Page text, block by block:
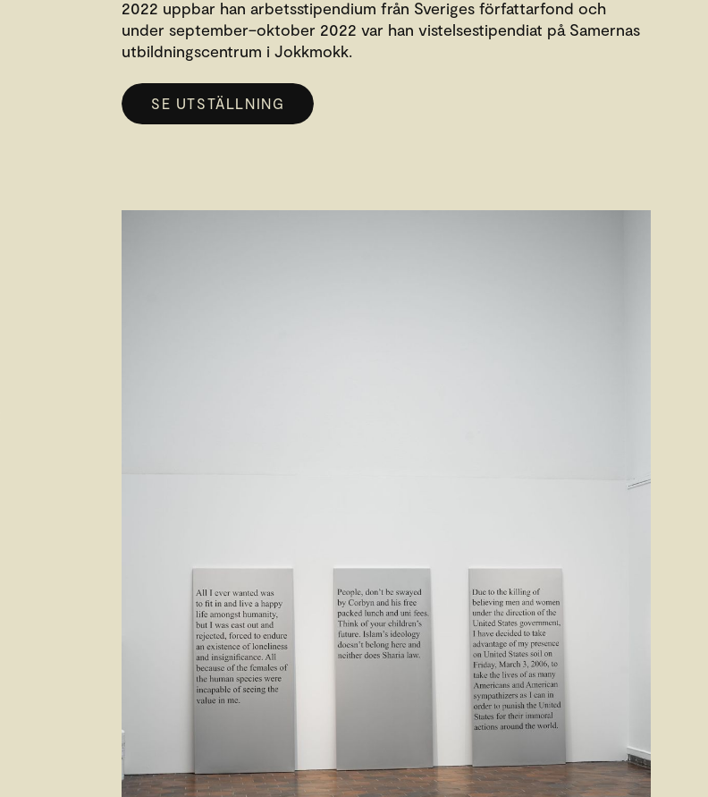
2022 uppbar han arbetsstipendium från Sveriges författarfond och
under september–oktober 2022 var han vistelsestipendiat på Samernas
utbildningscentrum i Jokkmokk.
SE UTSTÄLLNING